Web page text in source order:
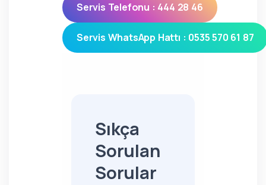
Servis Telefonu : 444 28 46
Servis WhatsApp Hattı : 0535 570 61 87
Sıkça
Sorulan
Sorular